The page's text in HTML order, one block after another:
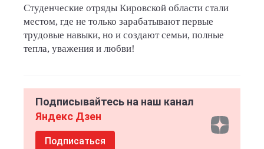
Студенческие отряды Кировской области стали
местом, где не только зарабатывают первые
трудовые навыки, но и создают семьи, полные
тепла, уважения и любви!
Подписывайтесь на наш канал
Яндекс Дзен
Подписаться